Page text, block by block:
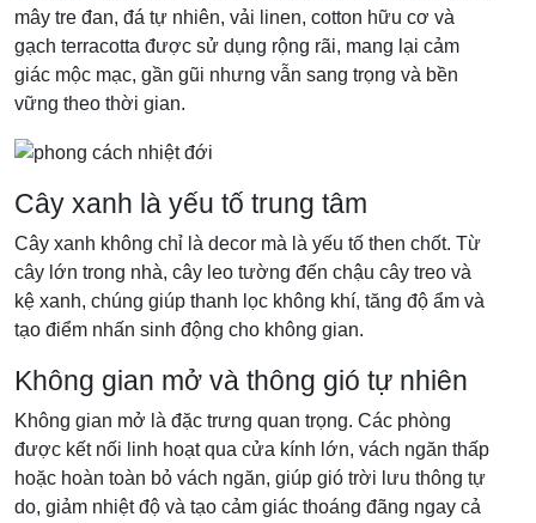
mây tre đan, đá tự nhiên, vải linen, cotton hữu cơ và
gạch terracotta được sử dụng rộng rãi, mang lại cảm
giác mộc mạc, gần gũi nhưng vẫn sang trọng và bền
vững theo thời gian.
Cây xanh là yếu tố trung tâm
Cây xanh không chỉ là decor mà là yếu tố then chốt. Từ
cây lớn trong nhà, cây leo tường đến chậu cây treo và
kệ xanh, chúng giúp thanh lọc không khí, tăng độ ẩm và
tạo điểm nhấn sinh động cho không gian.
Không gian mở và thông gió tự nhiên
Không gian mở là đặc trưng quan trọng. Các phòng
được kết nối linh hoạt qua cửa kính lớn, vách ngăn thấp
hoặc hoàn toàn bỏ vách ngăn, giúp gió trời lưu thông tự
do, giảm nhiệt độ và tạo cảm giác thoáng đãng ngay cả